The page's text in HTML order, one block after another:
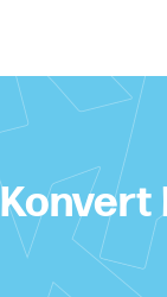
Konvert